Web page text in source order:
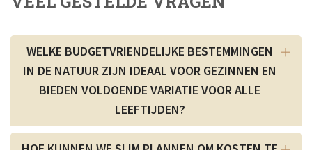
WELKE BUDGETVRIENDELIJKE BESTEMMINGEN
IN DE NATUUR ZIJN IDEAAL VOOR GEZINNEN EN
BIEDEN VOLDOENDE VARIATIE VOOR ALLE
LEEFTIJDEN?